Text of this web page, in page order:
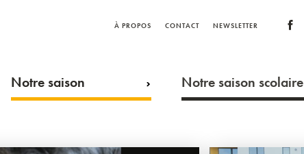
À PROPOS CONTACT NEWSLETTER
Notre saison Notre saison scolaire